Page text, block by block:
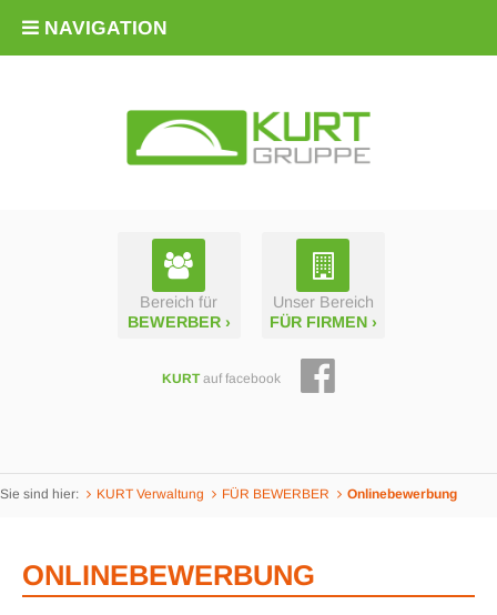
Bereich für
BEWERBER ›
Unser Bereich
FÜR FIRMEN ›
KURT auf facebook
NAVIGATION
Sie sind hier: KURT Verwaltung FÜR BEWERBER Online­­bewerbung
ONLINEBEWERBUNG